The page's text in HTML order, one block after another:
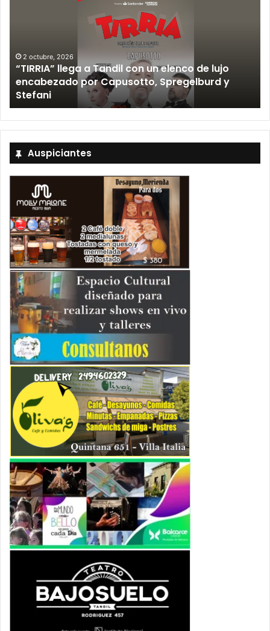
2 octubre, 2026
“TIRRIA” llega a Tandil con un elenco de lujo
encabezado por Capusotto, Spregelburd y
Stefani
Auspiciantes